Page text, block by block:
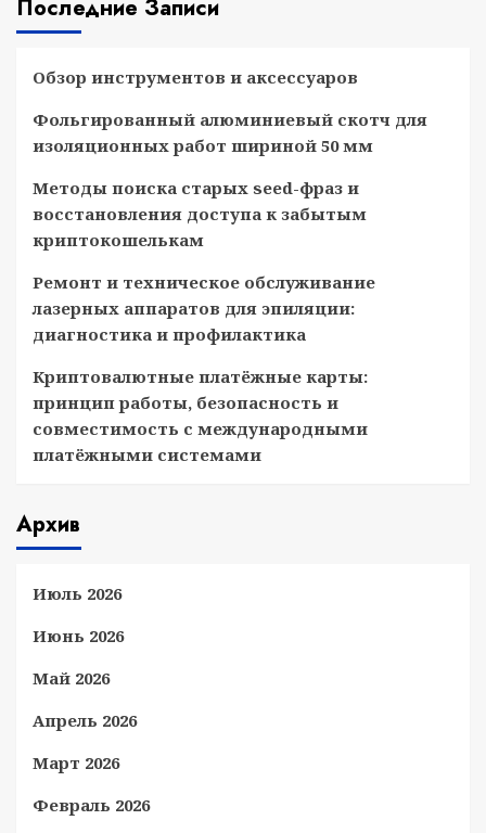
Последние Записи
Обзор инструментов и аксессуаров
Фольгированный алюминиевый скотч для
изоляционных работ шириной 50 мм
Методы поиска старых seed-фраз и
восстановления доступа к забытым
криптокошелькам
Ремонт и техническое обслуживание
лазерных аппаратов для эпиляции:
диагностика и профилактика
Криптовалютные платёжные карты:
принцип работы, безопасность и
совместимость с международными
платёжными системами
Архив
Июль 2026
Июнь 2026
Май 2026
Апрель 2026
Март 2026
Февраль 2026